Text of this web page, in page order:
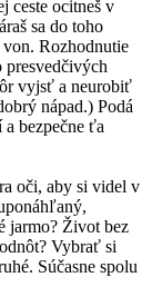
ceste ocitneš v
sa do toho
von. Rozhodnutie
presvedčivých
vyjsť a neurobiť
nápad.) Podá
bezpečne ťa
oči, aby si videl v
jarmo? Život bez
Vybrať si
Súčasne spolu